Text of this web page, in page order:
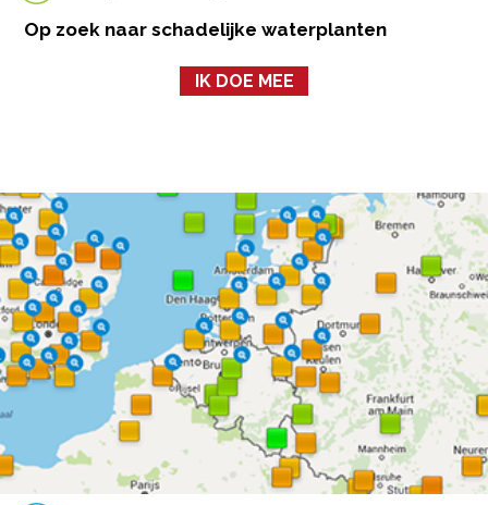
Op zoek naar schadelijke waterplanten
IK DOE MEE